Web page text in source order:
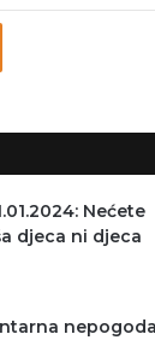
Nećete
djeca ni djeca
nepogoda